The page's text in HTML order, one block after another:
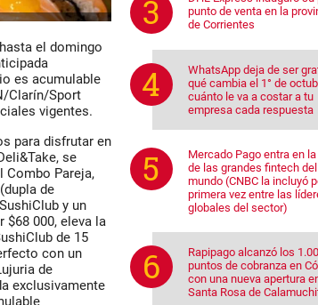
el domingo
es acumulable
Clarín/Sport
vigentes.
para disfrutar en
se
Combo Pareja,
de
y un
$68 000, eleva la
de 15
con un
de
exclusivamente
punto de venta en la
de Corrientes
WhatsApp deja de ser
qué cambia el 1° de
cuánto le va a costar a tu
empresa cada respuesta
Mercado Pago entra en
de las grandes fintech del
mundo (CNBC la incluyó
primera vez entre las
globales del sector)
Rapipago alcanzó los
puntos de cobranza en
con una nueva apertura
Santa Rosa de